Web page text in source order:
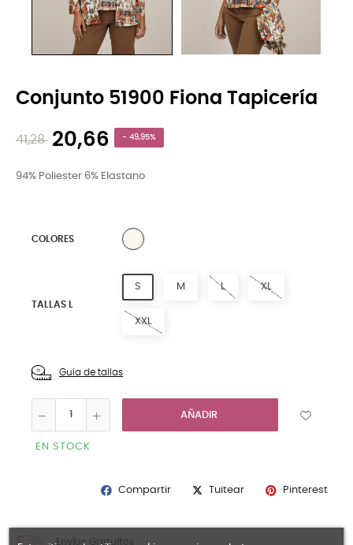
Conjunto 51900 Fiona Tapicería
41,28 20,66 - 49,95%
94% Poliester 6% Elastano
COLORES 0 NATURAL
TALLAS L
S M L XL
XXL
Guía de tallas
AÑADIR
EN STOCK
Compartir Tuitear Pinterest
Envíos Gratuítos